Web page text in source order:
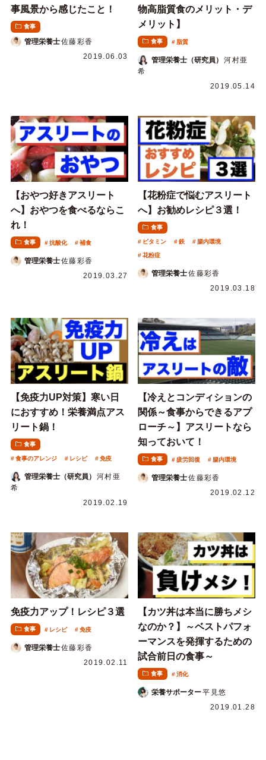
事風景から感じたこと！
食事
管理栄養士佐藤彩香
2019.06.03
物高脂質食のメリット・デ
メリット】
食事 脂質
管理栄養士（研究員）
河村亜
希
2019.05.14
【おやつ好きアスリート
へ】おやつを食べるならこ
れ！
食事 抗酸化 補食
管理栄養士佐藤彩香
2019.03.27
【花粉症で悩むアスリート
へ】お勧めレシピ３選！
食事
ビタミン 鉄 腸内環境
花粉症
管理栄養士佐藤彩香
2019.03.18
【免疫力UP対策】寒い日
におすすめ！栄養満点アス
リート鍋！
食事
食事のアレンジ レシピ 免疫
管理栄養士（研究員）
河村亜
希
2019.02.19
【冷えとコンディションの
関係～食事からできるアプ
ローチ～】アスリートなら
知っておいて！
食事 疲労回復 腸内環境
管理栄養士佐藤彩香
2019.02.12
免疫力アップ！レシピ３選
食事 レシピ 免疫
管理栄養士佐藤彩香
2019.02.11
【カツ丼は本当に勝ちメシ
なのか？】～ベストパフォ
ーマンスを発揮するための
試合前日の食事～
食事 消化
栄養サポーター平見悠
2019.01.28